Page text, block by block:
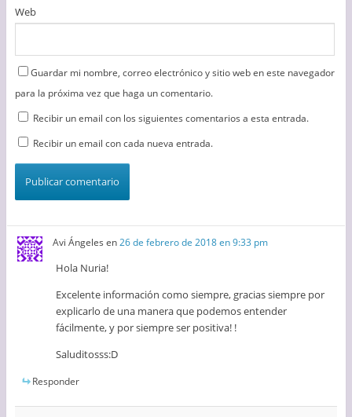
Web
Guardar mi nombre, correo electrónico y sitio web en este navegador
para la próxima vez que haga un comentario.
Recibir un email con los siguientes comentarios a esta entrada.
Recibir un email con cada nueva entrada.
Avi Ángeles en26 de febrero de 2018 en 9:33 pm
Hola Nuria!
Excelente información como siempre, gracias siempre por
explicarlo de una manera que podemos entender
fácilmente, y por siempre ser positiva! !
Saluditosss:D
Responder